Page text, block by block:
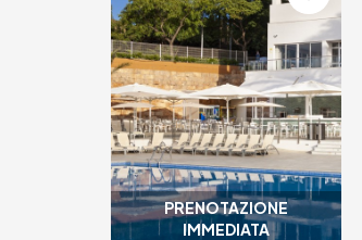
PRENOTAZIONE
IMMEDIATA